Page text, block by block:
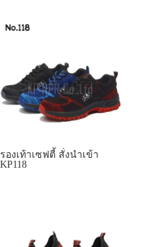
รองเท้าเซฟตี้ สั่งนำเข้า
KP118